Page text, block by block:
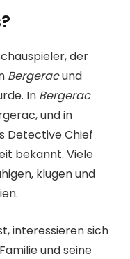
der
Bergeracund
In Bergerac
und in
Detective Chief
bekannt. Viele
klugen und
interessieren sich
und seine